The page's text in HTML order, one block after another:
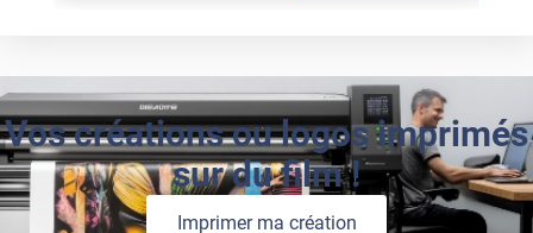
Vos créations ou logos imprimés
sur du film !
Imprimer ma création